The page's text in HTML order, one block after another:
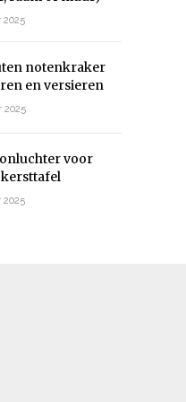
2025
notenkraker
en versieren
2025
voor
2025